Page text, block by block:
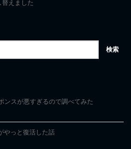
えました
ンスが悪すぎるので調べてみた
やっと復活した話